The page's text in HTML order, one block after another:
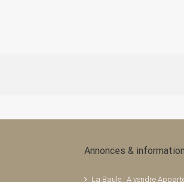
Annonces &
La Baule : A vendre